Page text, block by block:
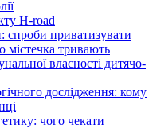
H-road
спроби приватизувати
містечка тривають
власності дитячо-
дослідження: кому
чого чекати